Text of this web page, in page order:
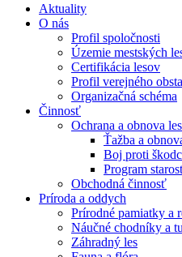
Aktuality
O nás
Profil spoločnosti
Územie mestských
Certifikácia lesov
Profil verejného
Organizačná schéma
Činnosť
Ochrana a obnova
Ťažba a
Boj proti
Program
Obchodná činnosť
Príroda a oddych
Prírodné pamiatky a
Náučné chodníky a
Záhradný les